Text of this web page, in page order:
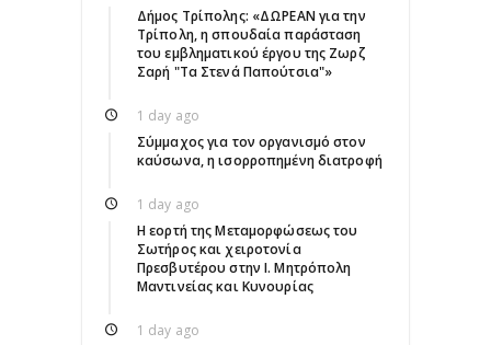
Δήμος Τρίπολης: «ΔΩΡΕΑΝ για την
Τρίπολη, η σπουδαία παράσταση
του εμβληματικού έργου της Ζωρζ
Σαρή "Τα Στενά Παπούτσια"»
1 day ago
Σύμμαχος για τον οργανισμό στον
καύσωνα, η ισορροπημένη διατροφή
1 day ago
Η εορτή της Μεταμορφώσεως του
Σωτήρος και χειροτονία
Πρεσβυτέρου στην Ι. Μητρόπολη
Μαντινείας και Κυνουρίας
1 day ago